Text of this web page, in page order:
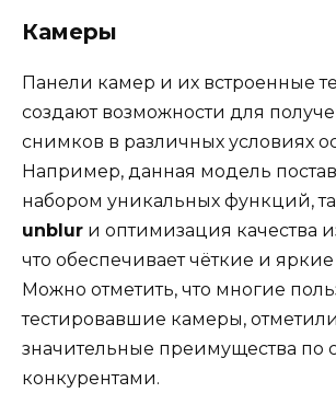
Камеры
Панели камер и их встроенные
создают возможности для
снимков в различных условиях
Например, данная модель
набором уникальных функций,
unblur и оптимизация качества
что обеспечивает чёткие и
Можно отметить, что многие
тестировавшие камеры,
значительные преимущества по
конкурентами.